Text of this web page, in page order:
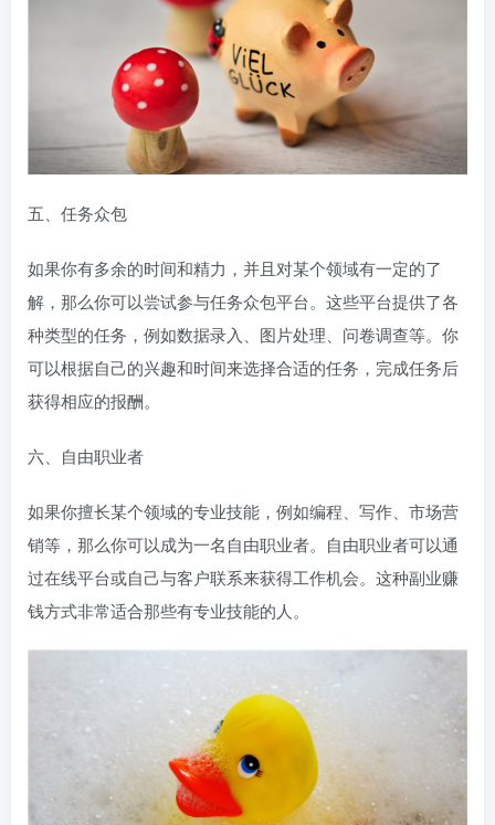
五、任务众包
如果你有多余的时间和精力，并且对某个领域有一定的了
解，那么你可以尝试参与任务众包平台。这些平台提供了各
种类型的任务，例如数据录入、图片处理、问卷调查等。你
可以根据自己的兴趣和时间来选择合适的任务，完成任务后
获得相应的报酬。
六、自由职业者
如果你擅长某个领域的专业技能，例如编程、写作、市场营
销等，那么你可以成为一名自由职业者。自由职业者可以通
过在线平台或自己与客户联系来获得工作机会。这种副业赚
钱方式非常适合那些有专业技能的人。